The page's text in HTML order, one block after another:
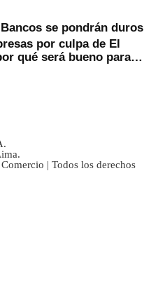
Bancos se pondrán duros
por culpa de El
qué será bueno para
| Todos los derechos